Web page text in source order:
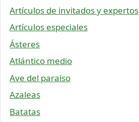
Artículos de invitados y expertos
Artículos especiales
Ásteres
Atlántico medio
Ave del paraíso
Azaleas
Batatas